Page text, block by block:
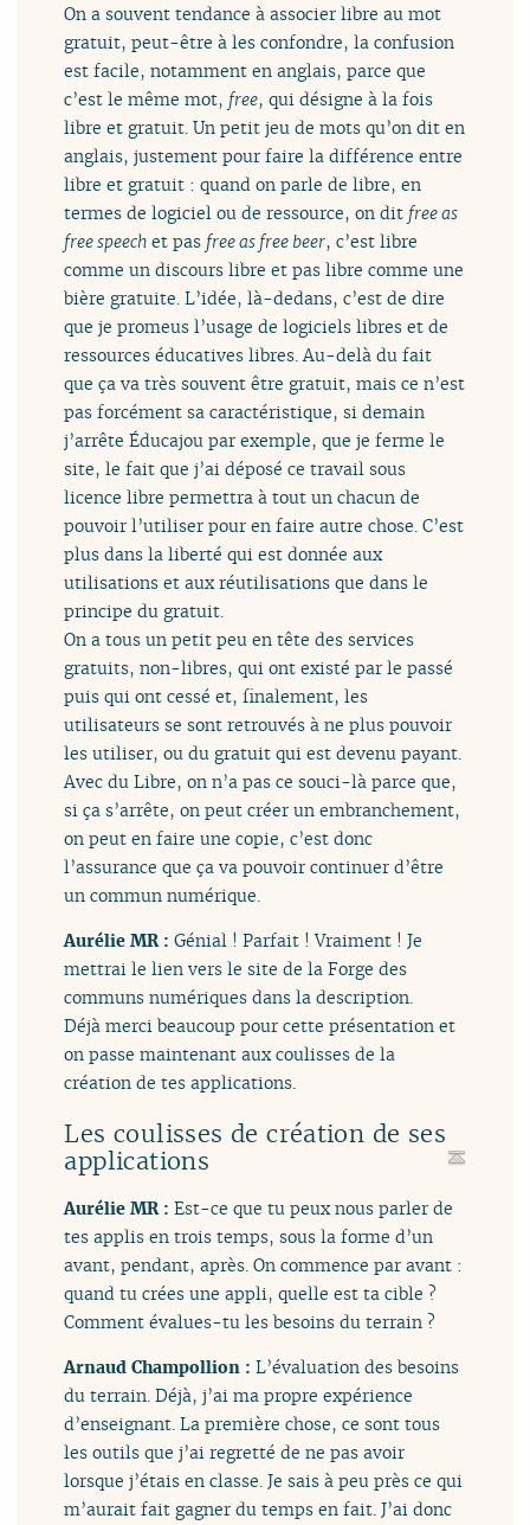
On a souvent tendance à associer libre au mot
gratuit, peut-être à les confondre, la confusion
est facile, notamment en anglais, parce que
c’est le même mot, free, qui désigne à la fois
libre et gratuit. Un petit jeu de mots qu’on dit en
anglais, justement pour faire la différence entre
libre et gratuit : quand on parle de libre, en
termes de logiciel ou de ressource, on dit free as
free speech et pas free as free beer, c’est libre
comme un discours libre et pas libre comme une
bière gratuite. L’idée, là-dedans, c’est de dire
que je promeus l’usage de logiciels libres et de
ressources éducatives libres. Au-delà du fait
que ça va très souvent être gratuit, mais ce n’est
pas forcément sa caractéristique, si demain
j’arrête Éducajou par exemple, que je ferme le
site, le fait que j’ai déposé ce travail sous
licence libre permettra à tout un chacun de
pouvoir l’utiliser pour en faire autre chose. C’est
plus dans la liberté qui est donnée aux
utilisations et aux réutilisations que dans le
principe du gratuit.
On a tous un petit peu en tête des services
gratuits, non-libres, qui ont existé par le passé
puis qui ont cessé et, finalement, les
utilisateurs se sont retrouvés à ne plus pouvoir
les utiliser, ou du gratuit qui est devenu payant.
Avec du Libre, on n’a pas ce souci-là parce que,
si ça s’arrête, on peut créer un embranchement,
on peut en faire une copie, c’est donc
l’assurance que ça va pouvoir continuer d’être
un commun numérique.
Aurélie MR :Génial ! Parfait ! Vraiment ! Je
mettrai le lien vers le site de la Forge des
communs numériques dans la description.
Déjà merci beaucoup pour cette présentation et
on passe maintenant aux coulisses de la
création de tes applications.
Les coulisses de création de ses
applications
Aurélie MR :Est-ce que tu peux nous parler de
tes applis en trois temps, sous la forme d’un
avant, pendant, après. On commence par avant :
quand tu crées une appli, quelle est ta cible ?
Comment évalues-tu les besoins du terrain ?
Arnaud Champollion :L’évaluation des besoins
du terrain. Déjà, j’ai ma propre expérience
d’enseignant. La première chose, ce sont tous
les outils que j’ai regretté de ne pas avoir
lorsque j’étais en classe. Je sais à peu près ce qui
m’aurait fait gagner du temps en fait. J’ai donc